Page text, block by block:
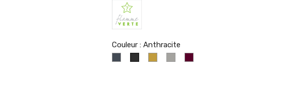
Couleur : Anthracite